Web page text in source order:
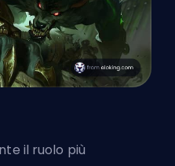
il ruolo più